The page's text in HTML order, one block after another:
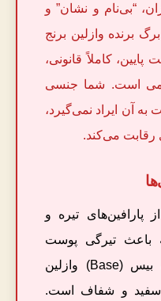
“بی‌نام و نشان” و
برنده وازلین برنج
کاملاً قانونی،
است. شما جنسی
آن ایراد نمی‌گیرد،
رقابت می‌کند.
پارافین‌های تیره و
باعث تیرگی پوست
می‌شود. مدل اکو از همان بیس (Base) وازلین
سفید و شفاف است.